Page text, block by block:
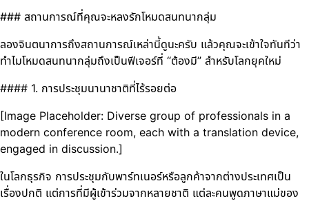
### สถานการณ์ที่คุณจะหลงรักโหมดสนทนากลุ่ม
ลองจินตนาการถึงสถานการณ์เหล่านี้ดูนะครับ แล้วคุณจะเข้าใจทันทีว่า
ทำไมโหมดสนทนากลุ่มถึงเป็นฟีเจอร์ที่ “ต้องมี” สำหรับโลกยุคใหม่
#### 1. การประชุมนานาชาติที่ไร้รอยต่อ
[Image Placeholder: Diverse group of professionals in a
modern conference room, each with a translation device,
engaged in discussion.]
ในโลกธุรกิจ การประชุมกับพาร์ทเนอร์หรือลูกค้าจากต่างประเทศเป็น
เรื่องปกติ แต่การที่มีผู้เข้าร่วมจากหลายชาติ แต่ละคนพูดภาษาแม่ของ